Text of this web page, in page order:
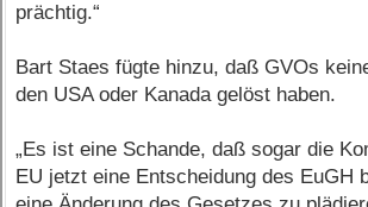
prächtig.“
Bart Staes fügte hinzu, daß GVOs
den USA oder Kanada gelöst haben.
„Es ist eine Schande, daß sogar die
EU jetzt eine Entscheidung des EuGH